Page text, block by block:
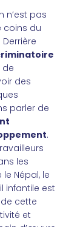
n’est pas
coins du
de
des
parler de
.
les
Népal, le
infantile est
cette
et